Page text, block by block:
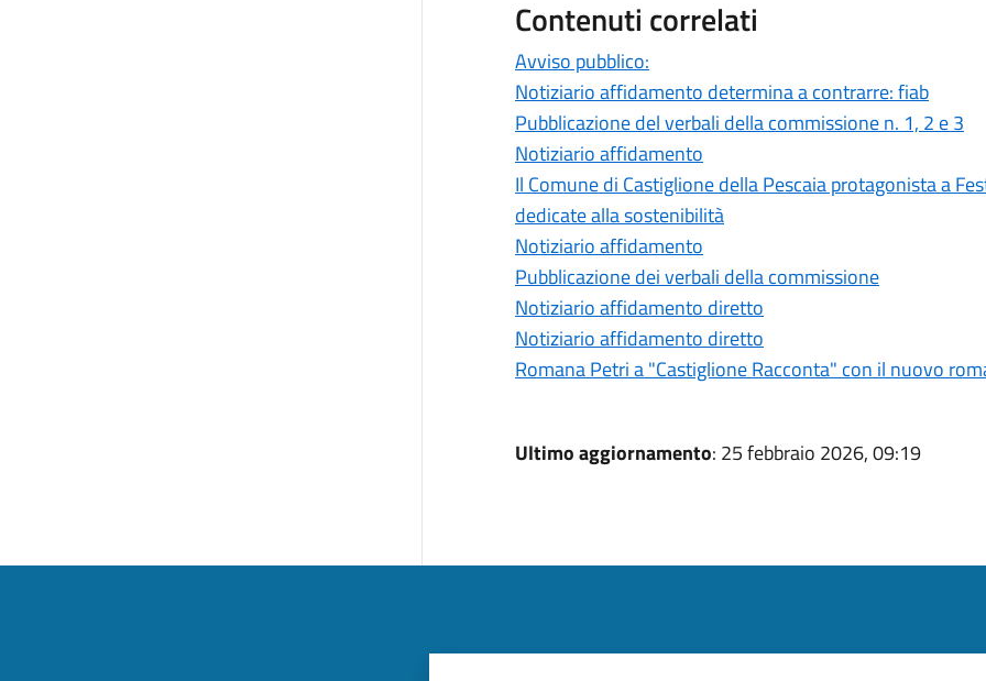
Contenuti correlati
Avviso pubblico:
Notiziario affidamento determina a contrarre: fiab
Pubblicazione del verbali della commissione n. 1, 2 e 3
Notiziario affidamento
Il Comune di Castiglione della Pescaia protagonista a
dedicate alla sostenibilità
Notiziario affidamento
Pubblicazione dei verbali della commissione
Notiziario affidamento diretto
Notiziario affidamento diretto
Romana Petri a "Castiglione Racconta" con il nuovo
Ultimo aggiornamento: 25 febbraio 2026, 09:19